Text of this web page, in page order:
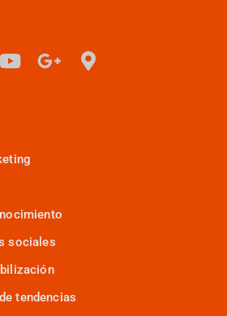
sociales
tendencias